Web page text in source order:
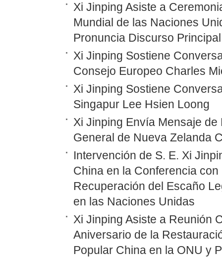
Xi Jinping Asiste a
Mundial de las Naciones
Pronuncia Discurso Principal
Xi Jinping Sostiene
Consejo Europeo Charles
Xi Jinping Sostiene
Singapur Lee Hsien Loong
Xi Jinping Envía Mensaje
General de Nueva Zelanda
Intervención de S. E. Xi
China en la Conferencia
Recuperación del Escaño
en las Naciones Unidas
Xi Jinping Asiste a Reunión
Aniversario de la
Popular China en la ONU y